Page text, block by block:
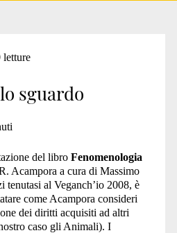
span>
letture
sguardo
del libro Fenomenologia
Acampora a cura di Massimo
al Veganch’io 2008, è
come Acampora consideri
dei diritti acquisiti ad altri
caso gli Animali). I